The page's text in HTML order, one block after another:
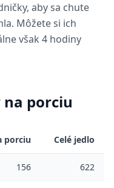
aby sa chute
Môžete si ich
však 4 hodiny
porciu
porciu Celé jedlo
156 622